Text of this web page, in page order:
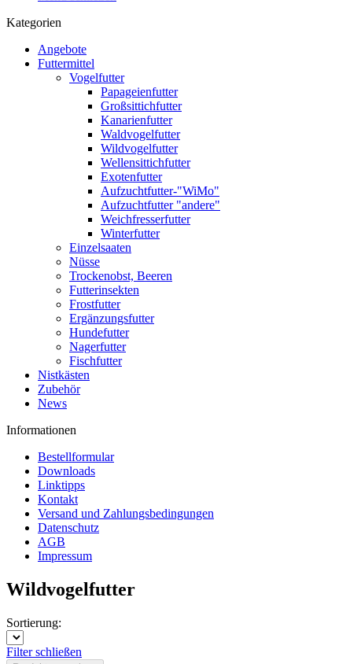
Kategorien
Angebote
Futtermittel
Vogelfutter
Papageienfutter
Großsittichfutter
Kanarienfutter
Waldvogelfutter
Wildvogelfutter
Wellensittichfutter
Exotenfutter
Aufzuchtfutter-"WiMo"
Aufzuchtfutter "andere"
Weichfresserfutter
Winterfutter
Einzelsaaten
Nüsse
Trockenobst, Beeren
Futterinsekten
Frostfutter
Ergänzungsfutter
Hundefutter
Nagerfutter
Fischfutter
Nistkästen
Zubehör
News
Informationen
Bestellformular
Downloads
Linktipps
Kontakt
Versand und Zahlungsbedingungen
Datenschutz
AGB
Impressum
Wildvogelfutter
Sortierung:
Filter schließen